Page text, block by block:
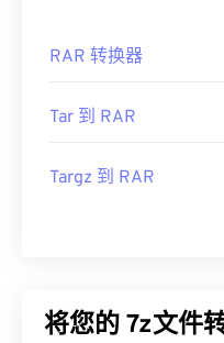
RAR 转换器
Tar 到 RAR
Targz 到 RAR
将您的 7z文件